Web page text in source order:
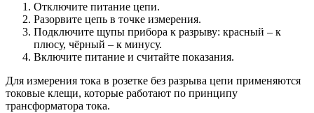
Отключите питание цепи.
Разорвите цепь в точке измерения.
Подключите щупы прибора к разрыву: красный – к
плюсу, чёрный – к минусу.
Включите питание и считайте показания.
Для измерения тока в розетке без разрыва цепи применяются
токовые клещи, которые работают по принципу
трансформатора тока.